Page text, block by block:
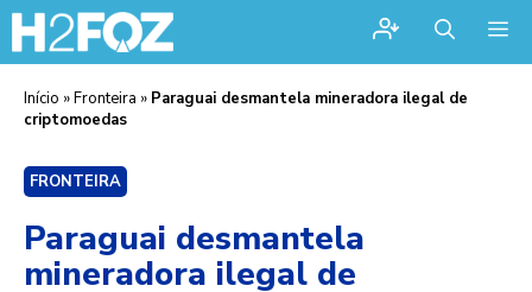
Início »Fronteira » Paraguai desmantela mineradora ilegal de
criptomoedas
FRONTEIRA
Paraguai desmantela
mineradora ilegal de